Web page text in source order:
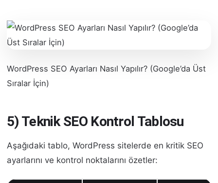
WordPress SEO Ayarları Nasıl Yapılır? (Google’da Üst
Sıralar İçin)
5) Teknik SEO Kontrol Tablosu
Aşağıdaki tablo, WordPress sitelerde en kritik SEO
ayarlarını ve kontrol noktalarını özetler: